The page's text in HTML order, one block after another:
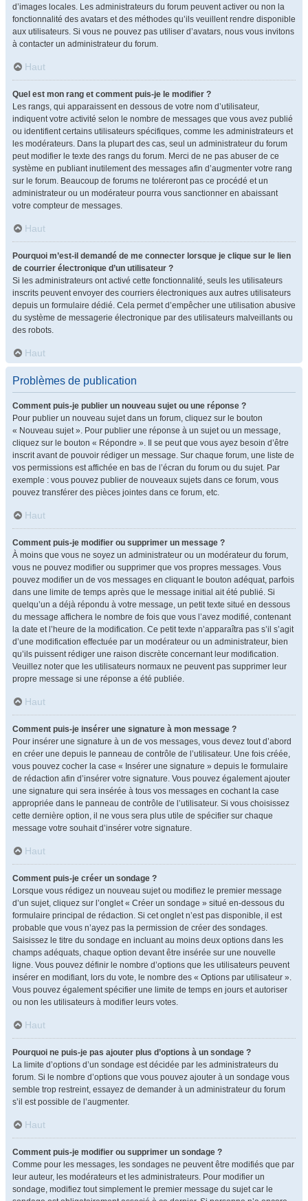
d’images locales. Les administrateurs du forum peuvent activer ou non la
fonctionnalité des avatars et des méthodes qu’ils veuillent rendre disponible
aux utilisateurs. Si vous ne pouvez pas utiliser d’avatars, nous vous invitons
à contacter un administrateur du forum.
Haut
Quel est mon rang et comment puis-je le modifier ?
Les rangs, qui apparaissent en dessous de votre nom d’utilisateur,
indiquent votre activité selon le nombre de messages que vous avez publié
ou identifient certains utilisateurs spécifiques, comme les administrateurs et
les modérateurs. Dans la plupart des cas, seul un administrateur du forum
peut modifier le texte des rangs du forum. Merci de ne pas abuser de ce
système en publiant inutilement des messages afin d’augmenter votre rang
sur le forum. Beaucoup de forums ne toléreront pas ce procédé et un
administrateur ou un modérateur pourra vous sanctionner en abaissant
votre compteur de messages.
Haut
Pourquoi m’est-il demandé de me connecter lorsque je clique sur le lien
de courrier électronique d’un utilisateur ?
Si les administrateurs ont activé cette fonctionnalité, seuls les utilisateurs
inscrits peuvent envoyer des courriers électroniques aux autres utilisateurs
depuis un formulaire dédié. Cela permet d’empêcher une utilisation abusive
du système de messagerie électronique par des utilisateurs malveillants ou
des robots.
Haut
Problèmes de publication
Comment puis-je publier un nouveau sujet ou une réponse ?
Pour publier un nouveau sujet dans un forum, cliquez sur le bouton
« Nouveau sujet ». Pour publier une réponse à un sujet ou un message,
cliquez sur le bouton « Répondre ». Il se peut que vous ayez besoin d’être
inscrit avant de pouvoir rédiger un message. Sur chaque forum, une liste de
vos permissions est affichée en bas de l’écran du forum ou du sujet. Par
exemple : vous pouvez publier de nouveaux sujets dans ce forum, vous
pouvez transférer des pièces jointes dans ce forum, etc.
Haut
Comment puis-je modifier ou supprimer un message ?
À moins que vous ne soyez un administrateur ou un modérateur du forum,
vous ne pouvez modifier ou supprimer que vos propres messages. Vous
pouvez modifier un de vos messages en cliquant le bouton adéquat, parfois
dans une limite de temps après que le message initial ait été publié. Si
quelqu’un a déjà répondu à votre message, un petit texte situé en dessous
du message affichera le nombre de fois que vous l’avez modifié, contenant
la date et l’heure de la modification. Ce petit texte n’apparaîtra pas s’il s’agit
d’une modification effectuée par un modérateur ou un administrateur, bien
qu’ils puissent rédiger une raison discrète concernant leur modification.
Veuillez noter que les utilisateurs normaux ne peuvent pas supprimer leur
propre message si une réponse a été publiée.
Haut
Comment puis-je insérer une signature à mon message ?
Pour insérer une signature à un de vos messages, vous devez tout d’abord
en créer une depuis le panneau de contrôle de l’utilisateur. Une fois créée,
vous pouvez cocher la case « Insérer une signature » depuis le formulaire
de rédaction afin d’insérer votre signature. Vous pouvez également ajouter
une signature qui sera insérée à tous vos messages en cochant la case
appropriée dans le panneau de contrôle de l’utilisateur. Si vous choisissez
cette dernière option, il ne vous sera plus utile de spécifier sur chaque
message votre souhait d’insérer votre signature.
Haut
Comment puis-je créer un sondage ?
Lorsque vous rédigez un nouveau sujet ou modifiez le premier message
d’un sujet, cliquez sur l’onglet « Créer un sondage » situé en-dessous du
formulaire principal de rédaction. Si cet onglet n’est pas disponible, il est
probable que vous n’ayez pas la permission de créer des sondages.
Saisissez le titre du sondage en incluant au moins deux options dans les
champs adéquats, chaque option devant être insérée sur une nouvelle
ligne. Vous pouvez définir le nombre d’options que les utilisateurs peuvent
insérer en modifiant, lors du vote, le nombre des « Options par utilisateur ».
Vous pouvez également spécifier une limite de temps en jours et autoriser
ou non les utilisateurs à modifier leurs votes.
Haut
Pourquoi ne puis-je pas ajouter plus d’options à un sondage ?
La limite d’options d’un sondage est décidée par les administrateurs du
forum. Si le nombre d’options que vous pouvez ajouter à un sondage vous
semble trop restreint, essayez de demander à un administrateur du forum
s’il est possible de l’augmenter.
Haut
Comment puis-je modifier ou supprimer un sondage ?
Comme pour les messages, les sondages ne peuvent être modifiés que par
leur auteur, les modérateurs et les administrateurs. Pour modifier un
sondage, modifiez tout simplement le premier message du sujet car le